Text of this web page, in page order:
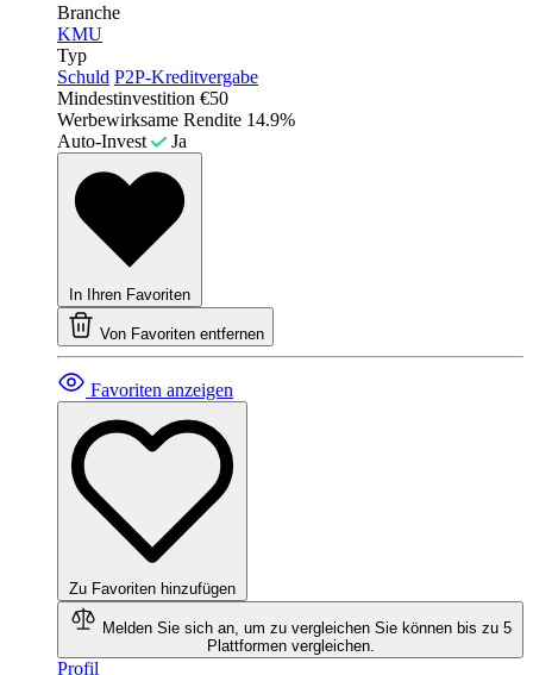
Branche
KMU
Typ
Schuld P2P-Kreditvergabe
Mindestinvestition €50
Werbewirksame Rendite 14.9%
Auto-Invest
Ja
In Ihren Favoriten
Von Favoriten entfernen
Favoriten anzeigen
Zu Favoriten hinzufügen
Melden Sie sich an, um zu vergleichen Sie können bis zu 5
Plattformen vergleichen.
Profil